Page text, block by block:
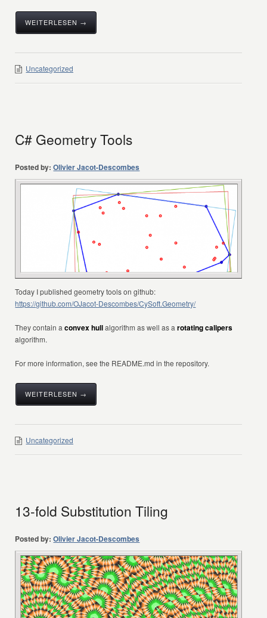
WEITERLESEN →
Uncategorized
C# Geometry Tools
Posted by: Olivier Jacot-Descombes
Today I published geometry tools on github:
https://github.com/OJacot-Descombes/CySoft.Geometry/
They contain aconvex hullalgorithm as well as arotating calipers
algorithm.
For more information, see the README.md in the repository.
WEITERLESEN →
Uncategorized
13-fold Substitution Tiling
Posted by: Olivier Jacot-Descombes